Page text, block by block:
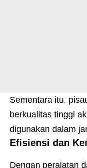
Sementara itu,
berkualitas tinggi
digunakan dalam
Efisiensi dan
Dengan peralatan